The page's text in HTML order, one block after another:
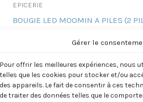
Gérer le
Pour offrir les meilleures expériences, nous
telles que les cookies pour stocker et/ou
des appareils. Le fait de consentir à ces
de traiter des données telles que le
EPICERIE
BOUGIE LED MOOMIN A PILES (2
Ajouter au panier